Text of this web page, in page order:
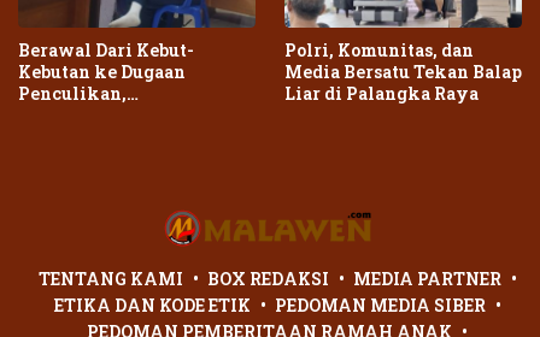
Berawal Dari Kebut-
Kebutan ke Dugaan
Penculikan,
Polri, Komunitas, dan
Media Bersatu Tekan Balap
Liar di Palangka Raya
TENTANG KAMI BOX REDAKSI
MEDIA PARTNER
ETIKA DAN KODE ETIK
PEDOMAN MEDIA SIBER
PEDOMAN PEMBERITAAN RAMAH ANAK